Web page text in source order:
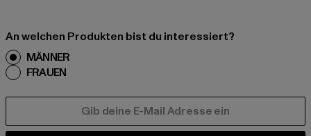
An welchen Produkten bist du interessiert?
MÄNNER
FRAUEN